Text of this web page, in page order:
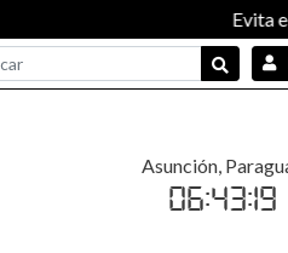
Evita el riesgo de
Asunción,
06:43:20